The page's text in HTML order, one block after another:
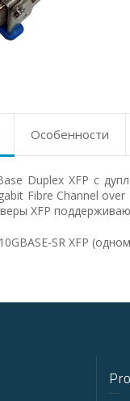
Особенности
Duplex XFP с
Fibre Channel
XFP
SR XFP